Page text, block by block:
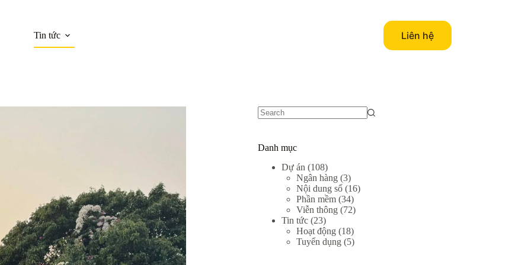
Tin tức Liên hệ
Danh mục
Dự án (108)
Ngân hàng (3)
Nội dung số (16)
Phần mềm (34)
Viễn thông (72)
Tin tức (23)
Hoạt động (18)
Tuyển dụng (5)